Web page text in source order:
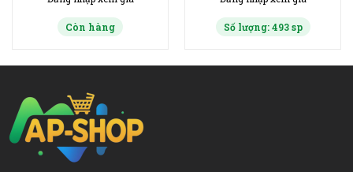
Còn hàng Số lượng: 493 sp